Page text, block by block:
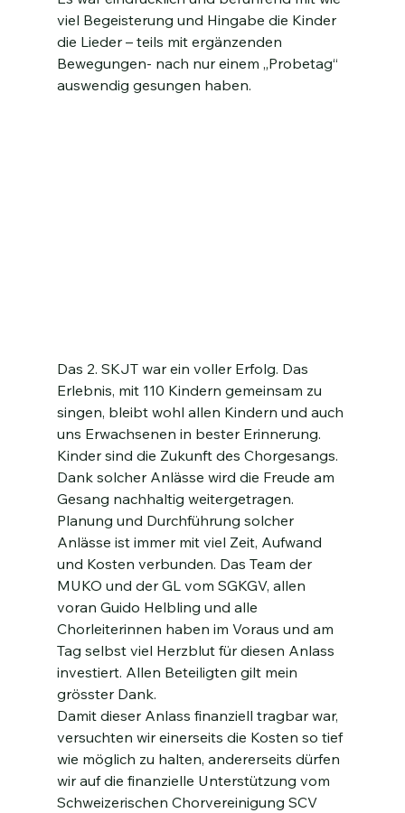
viel Begeisterung und Hingabe die Kinder
die Lieder – teils mit ergänzenden
Bewegungen- nach nur einem „Probetag“
auswendig gesungen haben.
Das 2. SKJT war ein voller Erfolg. Das
Erlebnis, mit 110 Kindern gemeinsam zu
singen, bleibt wohl allen Kindern und auch
uns Erwachsenen in bester Erinnerung.
Kinder sind die Zukunft des Chorgesangs.
Dank solcher Anlässe wird die Freude am
Gesang nachhaltig weitergetragen.
Planung und Durchführung solcher
Anlässe ist immer mit viel Zeit, Aufwand
und Kosten verbunden. Das Team der
MUKO und der GL vom SGKGV, allen
voran Guido Helbling und alle
Chorleiterinnen haben im Voraus und am
Tag selbst viel Herzblut für diesen Anlass
investiert. Allen Beteiligten gilt mein
grösster Dank.
Damit dieser Anlass finanziell tragbar war,
versuchten wir einerseits die Kosten so tief
wie möglich zu halten, andererseits dürfen
wir auf die finanzielle Unterstützung vom
Schweizerischen Chorvereinigung SCV